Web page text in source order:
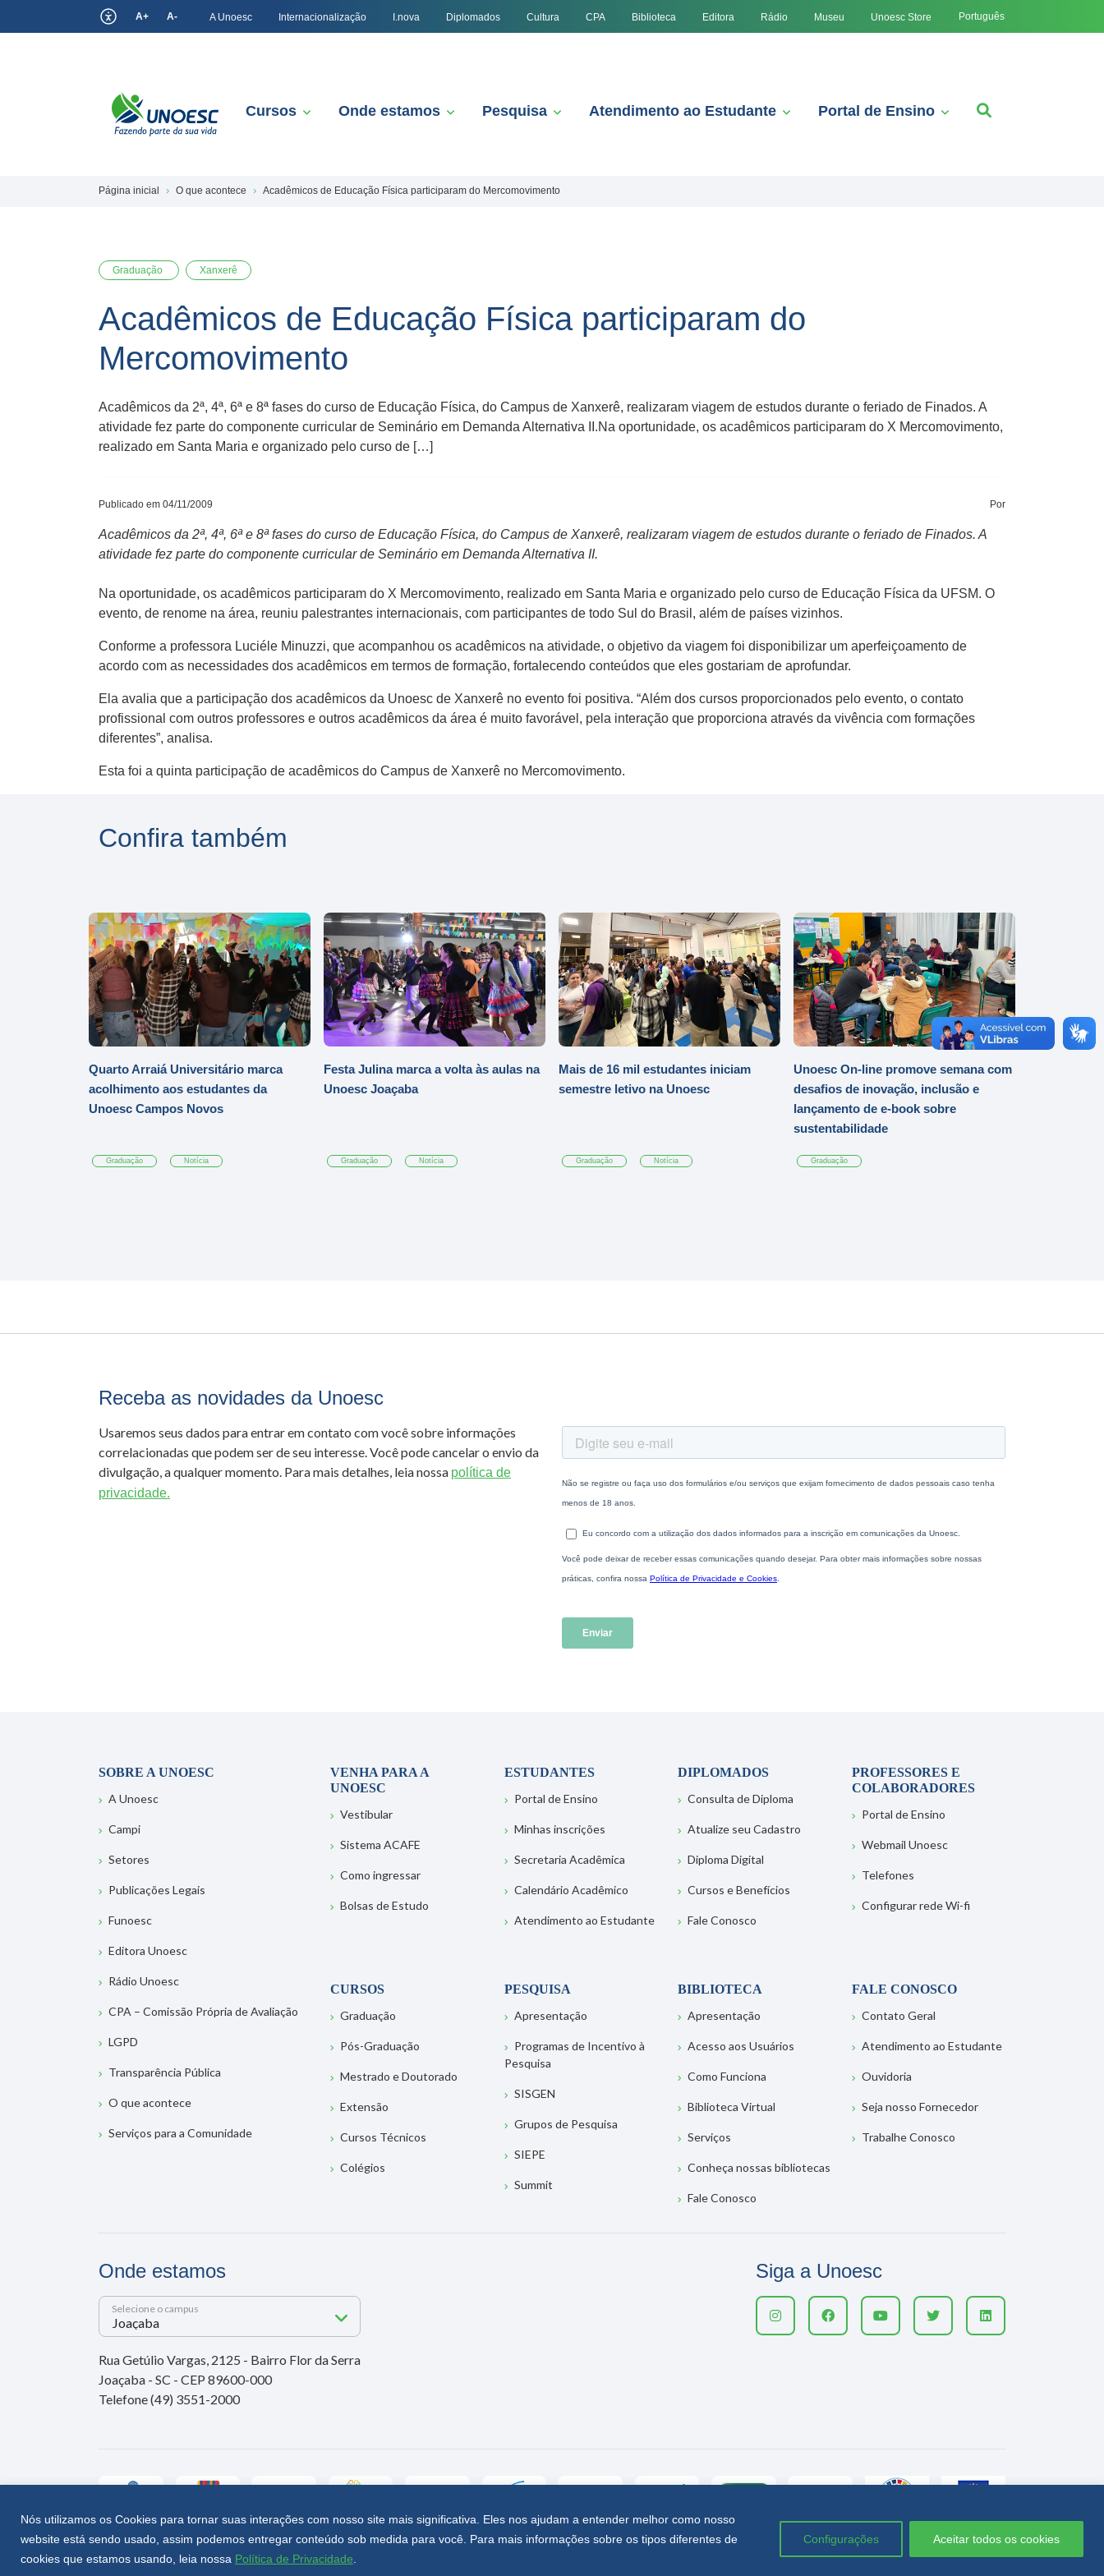
Nós utilizamos os Cookies para tornar suas interações com nosso site mais significativa. Eles nos ajudam a entender melhor como nosso
website está sendo usado, assim podemos entregar conteúdo sob medida para você. Para mais informações sobre os tipos diferentes de
cookies que estamos usando, leia nossa Política de Privacidade
Configurações Aceitar todos os cookies
A+ A- A Unoesc Internacionalização I.nova Diplomados Cultura CPA Biblioteca Editora Rádio Museu Unoesc Store Português
Cursos Onde estamos Pesquisa Atendimento ao Estudante Portal de Ensino
Página inicial O que acontece Acadêmicos de Educação Física participaram do Mercomovimento
Graduação Xanxerê
Acadêmicos de Educação Física participaram do
Mercomovimento
Acadêmicos da 2ª, 4ª, 6ª e 8ª fases do curso de Educação Física, do Campus de Xanxerê, realizaram viagem de estudos durante o feriado de Finados. A
atividade fez parte do componente curricular de Seminário em Demanda Alternativa II.Na oportunidade, os acadêmicos participaram do X Mercomovimento,
realizado em Santa Maria e organizado pelo curso de […]
Publicado em 04/11/2009 Por
Acadêmicos da 2ª, 4ª, 6ª e 8ª fases do curso de Educação Física, do Campus de Xanxerê, realizaram viagem de estudos durante o feriado de Finados. A
atividade fez parte do componente curricular de Seminário em Demanda Alternativa II.
Na oportunidade, os acadêmicos participaram do X Mercomovimento, realizado em Santa Maria e organizado pelo curso de Educação Física da UFSM. O
evento, de renome na área, reuniu palestrantes internacionais, com participantes de todo Sul do Brasil, além de países vizinhos.
Conforme a professora Luciéle Minuzzi, que acompanhou os acadêmicos na atividade, o objetivo da viagem foi disponibilizar um aperfeiçoamento de
acordo com as necessidades dos acadêmicos em termos de formação, fortalecendo conteúdos que eles gostariam de aprofundar.
Ela avalia que a participação dos acadêmicos da Unoesc de Xanxerê no evento foi positiva. “Além dos cursos proporcionados pelo evento, o contato
profissional com outros professores e outros acadêmicos da área é muito favorável, pela interação que proporciona através da vivência com formações
diferentes”, analisa.
Esta foi a quinta participação de acadêmicos do Campus de Xanxerê no Mercomovimento.
Confira também
Quarto Arraiá Universitário marca
acolhimento aos estudantes da
Unoesc Campos Novos
Graduação Notícia
Festa Julina marca a volta às aulas na
Unoesc Joaçaba
Graduação Notícia
Mais de 16 mil estudantes iniciam
semestre letivo na Unoesc
Graduação Notícia
Unoesc On-line promove semana com
desafios de inovação, inclusão e
lançamento de e-book sobre
sustentabilidade
Graduação
Receba as novidades da Unoesc
Usaremos seus dados para entrar em contato com você sobre informações
correlacionadas que podem ser de seu interesse. Você pode cancelar o envio da
divulgação, a qualquer momento. Para mais detalhes, leia nossa política de
privacidade.
SOBRE A UNOESC
A Unoesc
Campi
Setores
Publicações Legais
Funoesc
Editora Unoesc
Rádio Unoesc
CPA – Comissão Própria de Avaliação
LGPD
Transparência Pública
O que acontece
Serviços para a Comunidade
VENHA PARA A
UNOESC
Vestibular
Sistema ACAFE
Como ingressar
Bolsas de Estudo
ESTUDANTES
Portal de Ensino
Minhas inscrições
Secretaria Acadêmica
Calendário Acadêmico
Atendimento ao Estudante
DIPLOMADOS
Consulta de Diploma
Atualize seu Cadastro
Diploma Digital
Cursos e Benefícios
Fale Conosco
PROFESSORES E
COLABORADORES
Portal de Ensino
Webmail Unoesc
Telefones
Configurar rede Wi-fi
CURSOS
Graduação
Pós-Graduação
Mestrado e Doutorado
Extensão
Cursos Técnicos
Colégios
PESQUISA
Apresentação
Programas de Incentivo à
Pesquisa
SISGEN
Grupos de Pesquisa
SIEPE
Summit
BIBLIOTECA
Apresentação
Acesso aos Usuários
Como Funciona
Biblioteca Virtual
Serviços
Conheça nossas bibliotecas
Fale Conosco
FALE CONOSCO
Contato Geral
Atendimento ao Estudante
Ouvidoria
Seja nosso Fornecedor
Trabalhe Conosco
Onde estamos
Selecione o campus
Rua Getúlio Vargas, 2125 - Bairro Flor da Serra
Joaçaba - SC - CEP 89600-000
Telefone (49) 3551-2000
Siga a Unoesc
Unoesc © 2026 - Todos os direitos reservados Política de privacidade